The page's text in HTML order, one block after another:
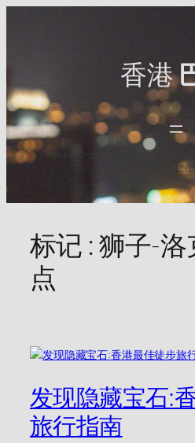
香港
与HK Baz一起发现香港最出名的夜生
2025年难忘之
标记 :狮子-
点
发现隐藏宝石:
旅行指南